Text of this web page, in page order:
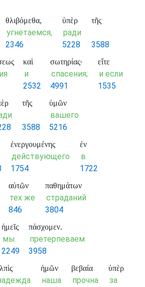
θλιβόμεθα,
угнетаемся,
2346
ὑπὲρ
ради
5228
τῆς
3588
καὶ
и
2532
σωτηρίας·
спасения;
4991
εἴτε
и если
1535
τῆς
3588
ὑμῶν
вашего
5216
ἐνεργουμένης
действующего
1754
ἐν
в
1722
αὐτῶν
тех же
846
παθημάτων
страданий
3804
ἡμεῖς
мы
2249
πάσχομεν.
претерпеваем.
3958
ἡμῶν
наша
βεβαία
прочна
ὑπὲρ
за